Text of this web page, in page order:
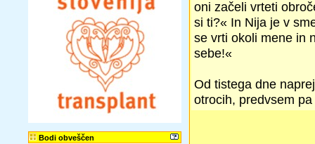
Bodi obveščen
oni začeli vrteti
si ti?« In Nija je v
se vrti okoli mene in
sebe!«
Od tistega dne
otrocih, predvsem